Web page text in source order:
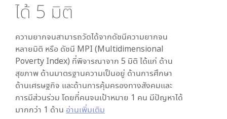
ได้ 5 มิติ
ความยากจนสามารถวัดได้จากดัชนีความยากจน
หลายมิติ หรือ ดัชนี MPI (Multidimensional
Poverty Index) ที่พิจารณาจาก 5 มิติ ได้แก่ ด้าน
สุขภาพ ด้านมาตรฐานความเป็นอยู่ ด้านการศึกษา
ด้านเศรษฐกิจ และด้านการคุ้มครองทางสังคมและ
การมีส่วนร่วม โดยที่คนจนเป้าหมาย 1 คน มีปัญหาได้
มากกว่า 1 ด้าน อ่านเพิ่มเติม